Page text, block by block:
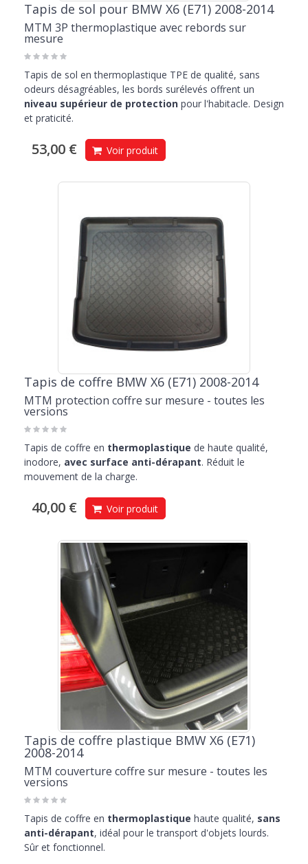
Tapis de sol pour BMW X6 (E71) 2008-2014
MTM 3P thermoplastique avec rebords sur
mesure
Tapis de sol en thermoplastique TPE de qualité, sans
odeurs désagréables, les bords surélevés offrent un
niveau supérieur de protection pour l'habitacle. Design
et praticité.
53,00 € Voir produit
Tapis de coffre BMW X6 (E71) 2008-2014
MTM protection coffre sur mesure - toutes les
versions
Tapis de coffre en thermoplastique de haute qualité,
inodore, avec surface anti-dérapant. Réduit le
mouvement de la charge.
40,00 € Voir produit
Tapis de coffre plastique BMW X6 (E71)
2008-2014
MTM couverture coffre sur mesure - toutes les
versions
Tapis de coffre en thermoplastique haute qualité, sans
anti-dérapant, idéal pour le transport d'objets lourds.
Sûr et fonctionnel.